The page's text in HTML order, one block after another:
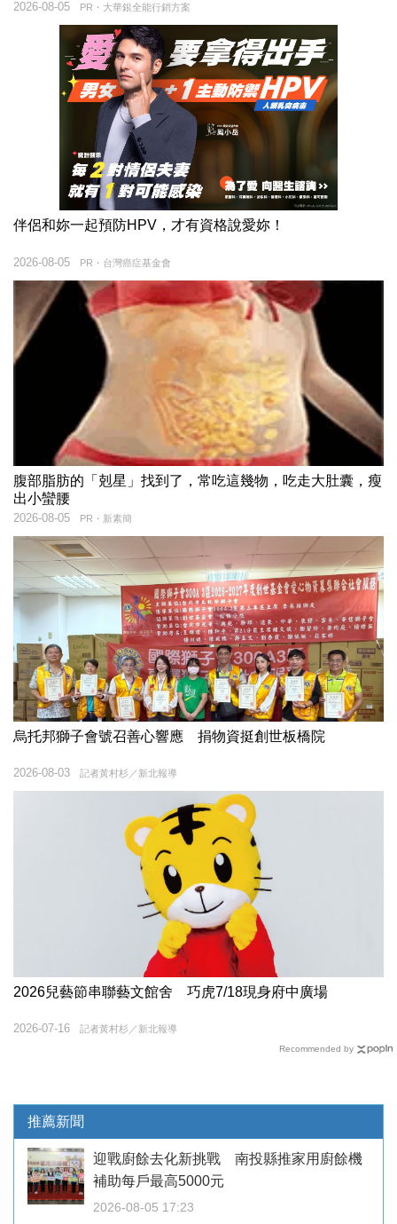
PR・大華銀全能行銷方案
2026-08-05
伴侶和妳一起預防HPV，才有資格說愛妳！
PR・台灣癌症基金會
2026-08-05
腹部脂肪的「剋星」找到了，常吃這幾物，吃走大肚囊，瘦
出小蠻腰
PR・新素簡
2026-08-05
烏托邦獅子會號召善心響應 捐物資挺創世板橋院
記者黃村杉／新北報導
2026-08-03
2026兒藝節串聯藝文館舍 巧虎7/18現身府中廣場
記者黃村杉／新北報導
2026-07-16
Recommended by
推薦新聞
迎戰廚餘去化新挑戰 南投縣推家用廚餘機
補助每戶最高5000元
2026-08-05 17:23